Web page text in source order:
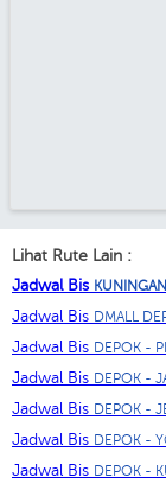
Lihat Rute Lain :
Jadwal Bis
Jadwal Bis DMALL
Jadwal Bis DEPOK -
Jadwal Bis DEPOK -
Jadwal Bis DEPOK -
Jadwal Bis DEPOK -
Jadwal Bis DEPOK -